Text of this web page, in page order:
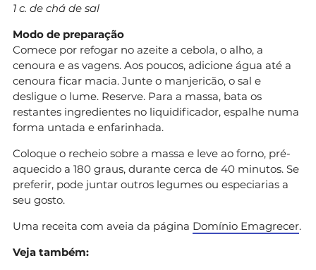
1 c. de chá de sal
Modo de preparação
Comece por refogar no azeite a cebola, o alho, a
cenoura e as vagens. Aos poucos, adicione água até a
cenoura ficar macia. Junte o manjericão, o sal e
desligue o lume. Reserve. Para a massa, bata os
restantes ingredientes no liquidificador, espalhe numa
forma untada e enfarinhada.
Coloque o recheio sobre a massa e leve ao forno, pré-
aquecido a 180 graus, durante cerca de 40 minutos. Se
preferir, pode juntar outros legumes ou especiarias a
seu gosto.
Uma receita com aveia da página Domínio Emagrecer.
Veja também: